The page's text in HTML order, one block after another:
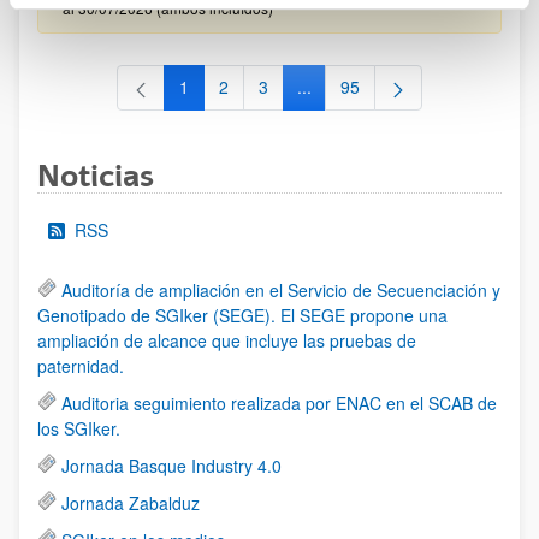
al 30/07/2026 (ambos incluídos)
Página
1 Página
2 Página
3 ...Páginas intermedias Use TAB
Página
95
Noticias
RSS
Auditoría de ampliación en el Servicio de Secuenciación y
Genotipado de SGIker (SEGE). El SEGE propone una
ampliación de alcance que incluye las pruebas de
paternidad.
Auditoria seguimiento realizada por ENAC en el SCAB de
los SGIker.
Jornada Basque Industry 4.0
Jornada Zabalduz